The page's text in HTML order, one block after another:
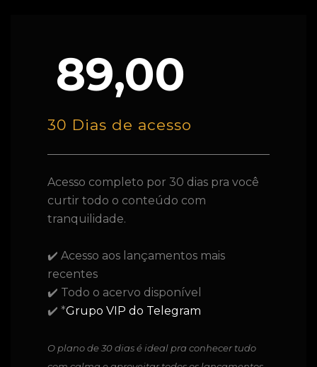
89,00
30 Dias de acesso
Acesso completo por 30 dias pra você
curtir todo o conteúdo com
tranquilidade.
✔️ Acesso aos lançamentos mais
recentes
✔️ Todo o acervo disponível
✔️ *Grupo VIP do Telegram
O plano de 30 dias é ideal pra conhecer tudo